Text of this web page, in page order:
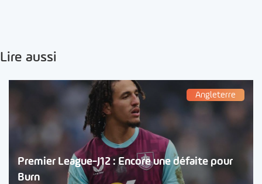
Lire aussi
Angleterre
Premier League-J12 : Encore une défaite pour
Burn